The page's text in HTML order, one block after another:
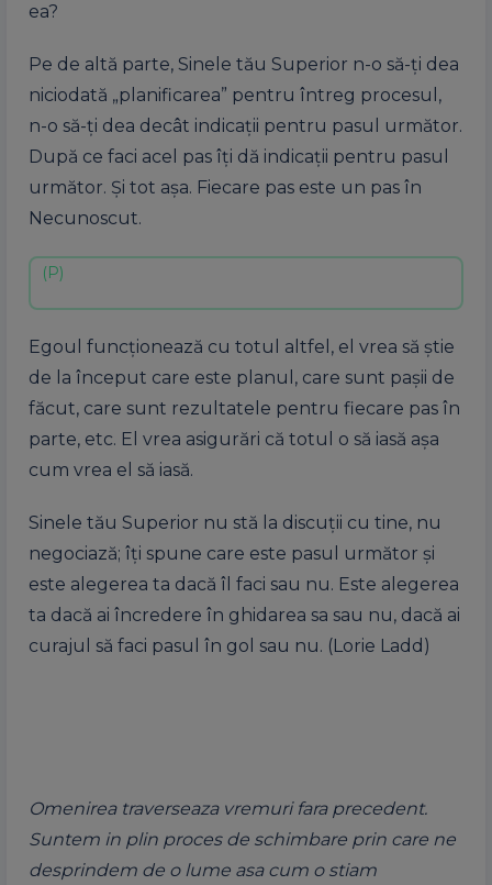
ea?
Pe de altă parte, Sinele tău Superior n-o să-ți dea
niciodată „planificarea” pentru întreg procesul,
n-o să-ți dea decât indicații pentru pasul următor.
După ce faci acel pas îți dă indicații pentru pasul
următor. Și tot așa. Fiecare pas este un pas în
Necunoscut.
Egoul funcționează cu totul altfel, el vrea să știe
de la început care este planul, care sunt pașii de
făcut, care sunt rezultatele pentru fiecare pas în
parte, etc. El vrea asigurări că totul o să iasă așa
cum vrea el să iasă.
Sinele tău Superior nu stă la discuții cu tine, nu
negociază; îți spune care este pasul următor și
este alegerea ta dacă îl faci sau nu. Este alegerea
ta dacă ai încredere în ghidarea sa sau nu, dacă ai
curajul să faci pasul în gol sau nu. (Lorie Ladd)
Omenirea traverseaza vremuri fara precedent.
Suntem in plin proces de schimbare prin care ne
desprindem de o lume asa cum o stiam